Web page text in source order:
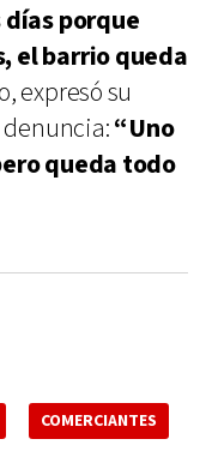
porque
el barrio queda
expresó su
“Uno
queda todo
COMERCIANTES